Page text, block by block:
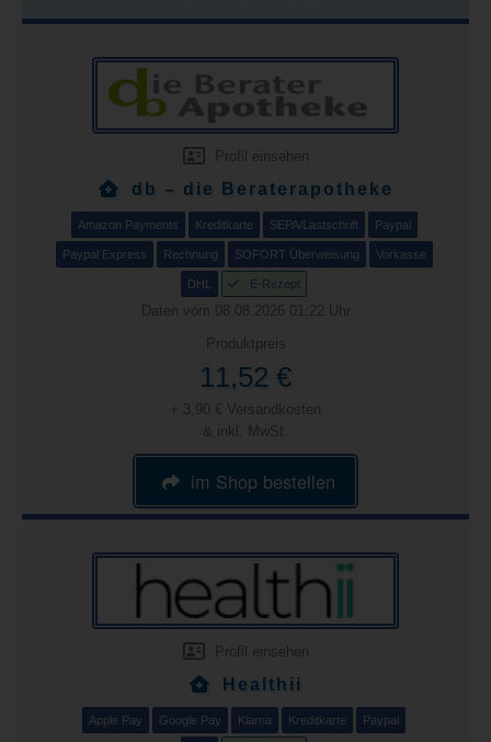
Profil einsehen
db – die Beraterapotheke
Amazon Payments Kreditkarte SEPA/Lastschrift Paypal
Paypal Express Rechnung SOFORT Überweisung Vorkasse
DHL E-Rezept
Daten vom 08.08.2026 01:22 Uhr
Produktpreis
11,52 €
+ 3,90 € Versandkosten
& inkl. MwSt.
im Shop bestellen
Profil einsehen
Healthii
Apple Pay Google Pay Klarna Kreditkarte Paypal